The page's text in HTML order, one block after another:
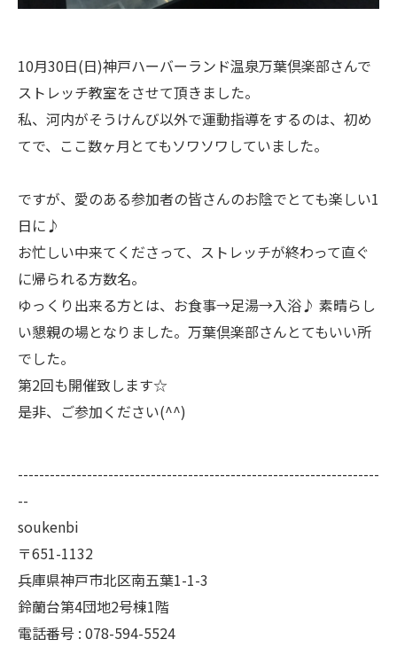
10月30日(日)神戸ハーバーランド温泉万葉倶楽部さんで
ストレッチ教室をさせて頂きました。
私、河内がそうけんび以外で運動指導をするのは、初め
てで、ここ数ヶ月とてもソワソワしていました。
ですが、愛のある参加者の皆さんのお陰でとても楽しい1
日に♪
お忙しい中来てくださって、ストレッチが終わって直ぐ
に帰られる方数名。
ゆっくり出来る方とは、お食事→足湯→入浴♪ 素晴らし
い懇親の場となりました。万葉倶楽部さんとてもいい所
でした。
第2回も開催致します☆
是非、ご参加ください(^^)
--------------------------------------------------------------------
--
soukenbi
〒651-1132
兵庫県神戸市北区南五葉1-1-3
鈴蘭台第4団地2号棟1階
電話番号 : 078-594-5524